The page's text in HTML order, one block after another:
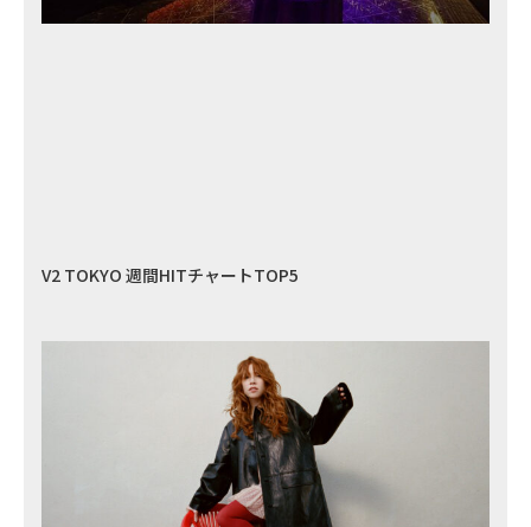
V2 TOKYO 週間HITチャートTOP5